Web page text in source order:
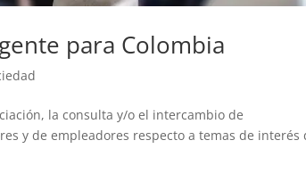
para Colombia
la consulta y/o el intercambio de
y de empleadores respecto a temas de interés